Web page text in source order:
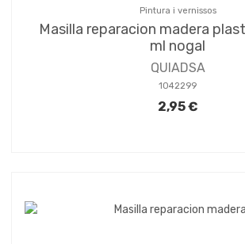
Pintura i vernissos
Masilla reparacion madera
ml nogal
QUIADSA
1042299
2,95 €